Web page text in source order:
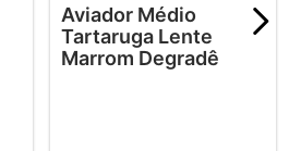
Aviador Médio
Tartaruga Lente
Marrom Degradê